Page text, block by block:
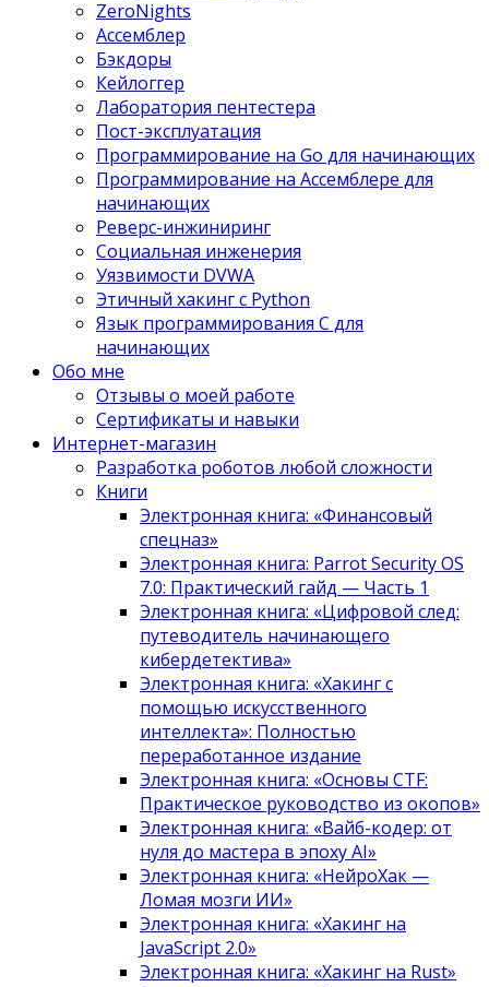
ZeroNights
Ассемблер
Бэкдоры
Кейлоггер
Лаборатория пентестера
Пост-эксплуатация
Программирование на Go для начинающих
Программирование на Ассемблере для
начинающих
Реверс-инжиниринг
Социальная инженерия
Уязвимости DVWA
Этичный хакинг с Python
Язык программирования С для
начинающих
Обо мне
Отзывы о моей работе
Сертификаты и навыки
Интернет-магазин
Разработка роботов любой сложности
Книги
Электронная книга: «Финансовый
спецназ»
Электронная книга: Parrot Security OS
7.0: Практический гайд — Часть 1
Электронная книга: «Цифровой след:
путеводитель начинающего
кибердетектива»
Электронная книга: «Хакинг с
помощью искусственного
интеллекта»: Полностью
переработанное издание
Электронная книга: «Основы CTF:
Практическое руководство из окопов»
Электронная книга: «Вайб-кодер: от
нуля до мастера в эпоху AI»
Электронная книга: «НейроХак —
Ломая мозги ИИ»
Электронная книга: «Хакинг на
JavaScript 2.0»
Электронная книга: «Хакинг на Rust»